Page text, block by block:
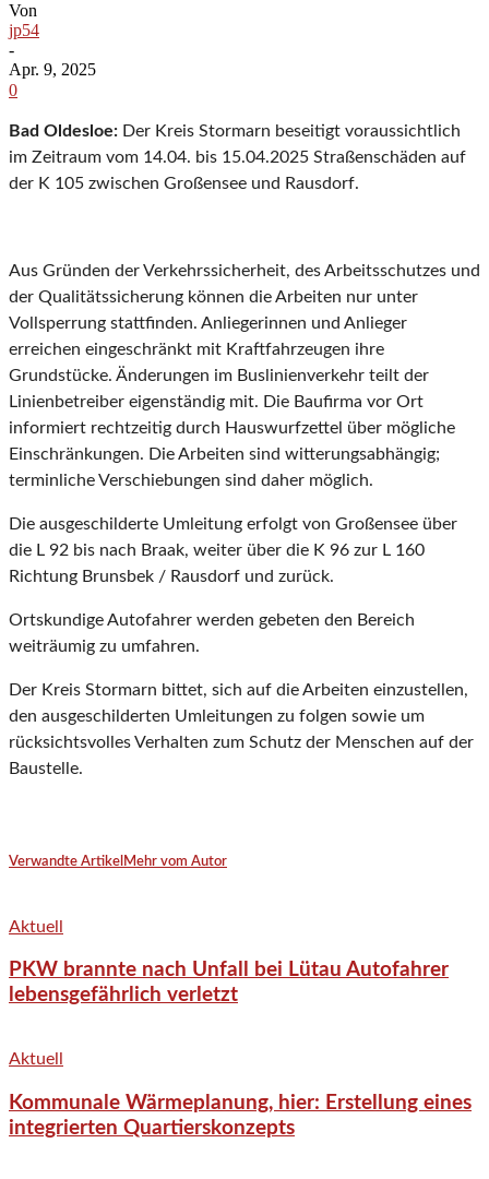
Von
jp54
-
Apr. 9, 2025
0
Bad Oldesloe: Der Kreis Stormarn beseitigt voraussichtlich
im Zeitraum vom 14.04. bis 15.04.2025 Straßenschäden auf
der K 105 zwischen Großensee und Rausdorf.
Aus Gründen der Verkehrssicherheit, des Arbeitsschutzes und
der Qualitätssicherung können die Arbeiten nur unter
Vollsperrung stattfinden. Anliegerinnen und Anlieger
erreichen eingeschränkt mit Kraftfahrzeugen ihre
Grundstücke. Änderungen im Buslinienverkehr teilt der
Linienbetreiber eigenständig mit. Die Baufirma vor Ort
informiert rechtzeitig durch Hauswurfzettel über mögliche
Einschränkungen. Die Arbeiten sind witterungsabhängig;
terminliche Verschiebungen sind daher möglich.
Die ausgeschilderte Umleitung erfolgt von Großensee über
die L 92 bis nach Braak, weiter über die K 96 zur L 160
Richtung Brunsbek / Rausdorf und zurück.
Ortskundige Autofahrer werden gebeten den Bereich
weiträumig zu umfahren.
Der Kreis Stormarn bittet, sich auf die Arbeiten einzustellen,
den ausgeschilderten Umleitungen zu folgen sowie um
rücksichts­volles Verhalten zum Schutz der Menschen auf der
Baustelle.
Verwandte Artikel Mehr vom Autor
Aktuell
PKW brannte nach Unfall bei Lütau Autofahrer
lebensgefährlich verletzt
Aktuell
Kommunale Wärmeplanung, hier: Erstellung eines
integrierten Quartierskonzepts